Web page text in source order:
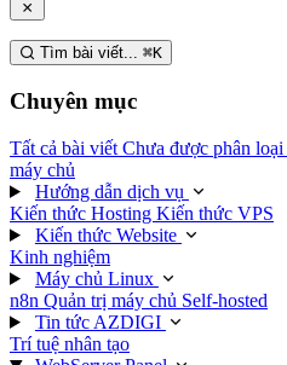
Tìm bài viết... ⌘K
Chuyên mục
Tất cả bài viết Chưa được phân loại
máy chủ
Hướng dẫn dịch vụ
Kiến thức Hosting Kiến thức VPS
Kiến thức Website
Kinh nghiệm
Máy chủ Linux
n8n Quản trị máy chủ Self-hosted
Tin tức AZDIGI
Trí tuệ nhân tạo